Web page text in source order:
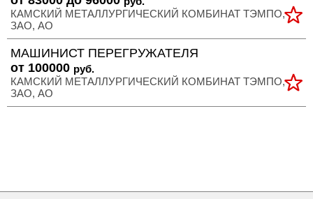
КАМСКИЙ МЕТАЛЛУРГИЧЕСКИЙ КОМБИНАТ ТЭМПО,
ЗАО, АО
МАШИНИСТ ПЕРЕГРУЖАТЕЛЯ
от 100000 руб.
КАМСКИЙ МЕТАЛЛУРГИЧЕСКИЙ КОМБИНАТ ТЭМПО,
ЗАО, АО